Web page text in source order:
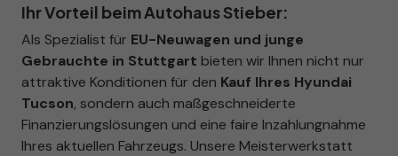
Ihr Vorteil beim Autohaus Stieber:
Als Spezialist für EU-Neuwagen und junge
Gebrauchte in Stuttgart bieten wir Ihnen nicht nur
attraktive Konditionen für den Kauf Ihres Hyundai
Tucson, sondern auch maßgeschneiderte
Finanzierungslösungen und eine faire Inzahlungnahme
Ihres aktuellen Fahrzeugs. Unsere Meisterwerkstatt